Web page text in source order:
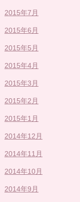
2015年7月
2015年6月
2015年5月
2015年4月
2015年3月
2015年2月
2015年1月
2014年12月
2014年11月
2014年10月
2014年9月